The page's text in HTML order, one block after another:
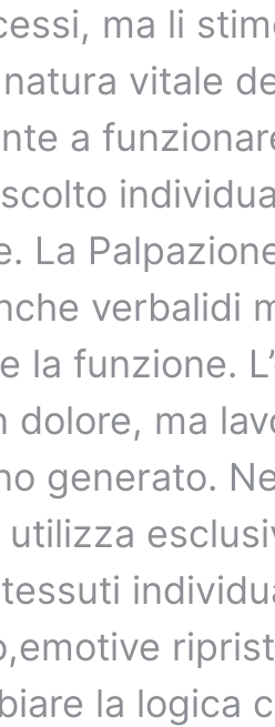
ma li
vitale
a
La
verbalidi
la funzione.
dolore, ma
generato.
utilizza
la logica